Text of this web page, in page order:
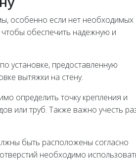
особенно если нет необходимых
обеспечить надежную и
установке, предоставленную
вытяжки на стену.
определить точку крепления и
или труб. Также важно учесть
быть расположены согласно
необходимо